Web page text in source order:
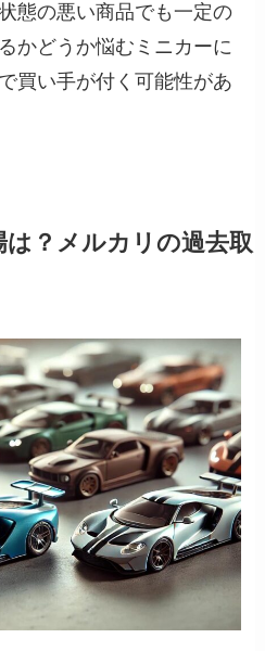
態の悪い商品でも一定の
かどうか悩むミニカーに
買い手が付く可能性があ
は？メルカリの過去取